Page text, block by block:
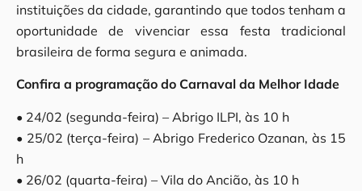
instituições da cidade, garantindo que todos tenham a
oportunidade de vivenciar essa festa tradicional
brasileira de forma segura e animada.
Confira a programação do Carnaval da Melhor Idade
• 24/02 (segunda-feira) – Abrigo ILPI, às 10 h
• 25/02 (terça-feira) – Abrigo Frederico Ozanan, às 15
h
• 26/02 (quarta-feira) – Vila do Ancião, às 10 h